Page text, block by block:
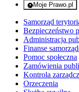
Moje Prawo.pl
-
Samorząd
Bezpieczeństwo
Administracja
Finanse
Pomoc społeczna
Zamówienia
Kontrola
Orzeczenia